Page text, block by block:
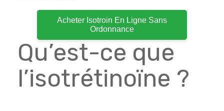
Acheter Isotroin En Ligne Sans
Ordonnance
Qu’est-ce que
l’isotrétinoïne ?